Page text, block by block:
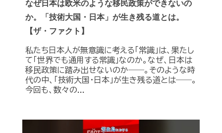
なぜ日本は欧米のような移民政策ができないの
か。「技術大国・日本」が生き残る道とは。
【ザ・ファクト】
私たち日本人が無意識に考える「常識」は、果たし
て「世界でも通用する常識」なのか。なぜ、日本は
移民政策に踏み出せないのか――。そのような時
代の中、「技術大国・日本」が生き残る道とは――。
今回も、数々の...